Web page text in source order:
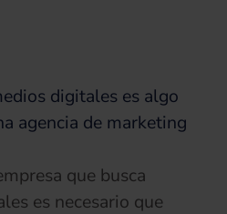
digitales es algo
agencia de marketing
que busca
es necesario que